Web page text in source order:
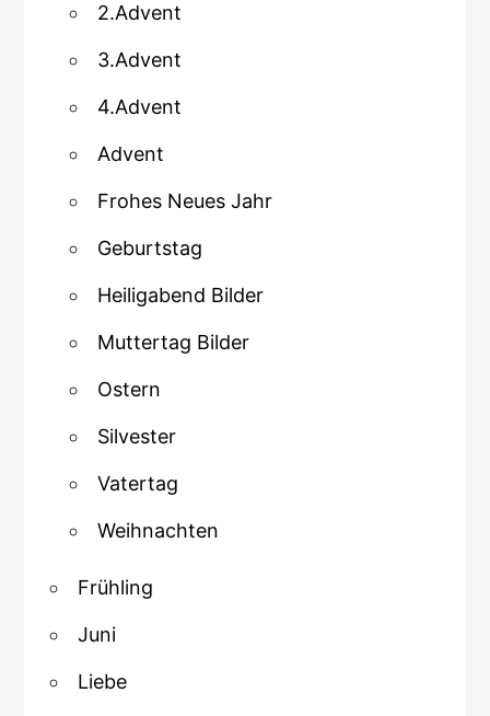
2.Advent
3.Advent
4.Advent
Advent
Frohes Neues Jahr
Geburtstag
Heiligabend Bilder
Muttertag Bilder
Ostern
Silvester
Vatertag
Weihnachten
Frühling
Juni
Liebe